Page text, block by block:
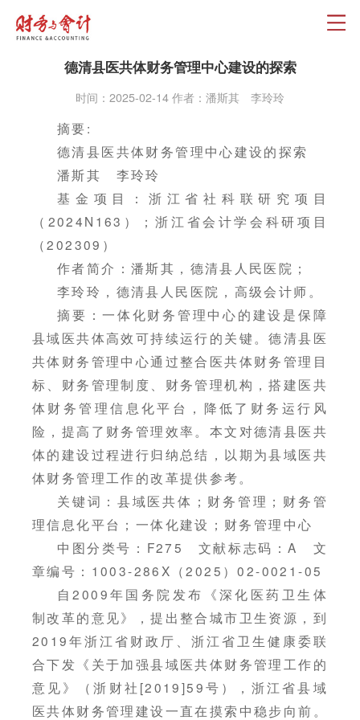
德清县医共体财务管理中心建设的探索
时间：2025-02-14 作者：潘斯其 李玲玲
摘要:
德清县医共体财务管理中心建设的探索
潘斯其 李玲玲
基金项目：浙江省社科联研究项目
（2024N163）；浙江省会计学会科研项目
（202309）
作者简介：潘斯其，德清县人民医院；
李玲玲，德清县人民医院，高级会计师。
摘要：一体化财务管理中心的建设是保障
县域医共体高效可持续运行的关键。德清县医
共体财务管理中心通过整合医共体财务管理目
标、财务管理制度、财务管理机构，搭建医共
体财务管理信息化平台，降低了财务运行风
险，提高了财务管理效率。本文对德清县医共
体的建设过程进行归纳总结，以期为县域医共
体财务管理工作的改革提供参考。
关键词：县域医共体；财务管理；财务管
理信息化平台；一体化建设；财务管理中心
中图分类号：F275 文献标志码：A 文
章编号：1003-286X（2025）02-0021-05
自2009年国务院发布《深化医药卫生体
制改革的意见》，提出整合城市卫生资源，到
2019年浙江省财政厅、浙江省卫生健康委联
合下发《关于加强县域医共体财务管理工作的
意见》（浙财社[2019]59号），浙江省县域
医共体财务管理建设一直在摸索中稳步向前。